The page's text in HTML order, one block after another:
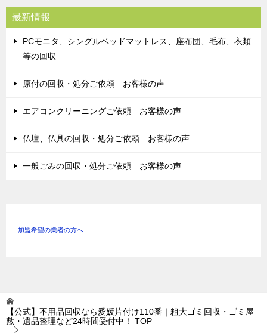
最新情報
PCモニタ、シングルベッドマットレス、座布団、毛布、衣類
等の回収
原付の回収・処分ご依頼 お客様の声
エアコンクリーニングご依頼 お客様の声
仏壇、仏具の回収・処分ご依頼 お客様の声
一般ごみの回収・処分ご依頼 お客様の声
加盟希望の業者の方へ
【公式】不用品回収なら愛媛片付け110番｜粗大ゴミ回収・ゴミ屋
敷・遺品整理など24時間受付中！
TOP